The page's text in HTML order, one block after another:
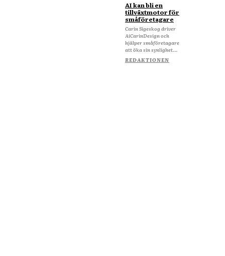
AI kan bli en
tillväxtmotor för
småföretagare
Carin Sigeskog driver
AiCarinDesign och
hjälper småföretagare
att öka sin synlighet...
REDAKTIONEN